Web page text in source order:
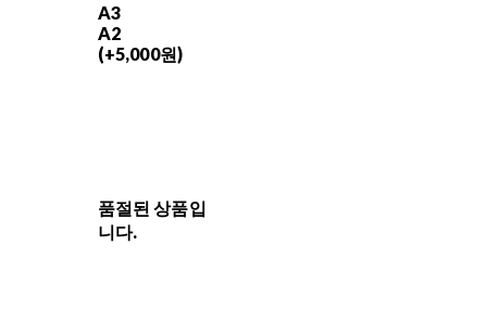
A3
A2
(+5,000원)
품절된 상품입
니다.